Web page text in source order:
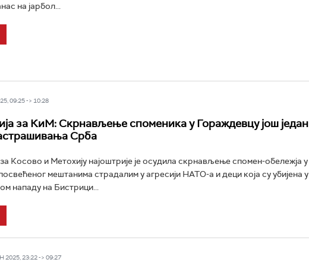
на јарбол...
09:25 -> 10:28
за КиМ: Скрнављење споменика у Гораждевцу још један
Срба
Косово и Метохију најоштрије је осудила скрнављење спомен-обележја у
мештанима страдалим у агресији НАТО-а и деци која су убијена у
нападу на Бистрици...
23:22 -> 09:27